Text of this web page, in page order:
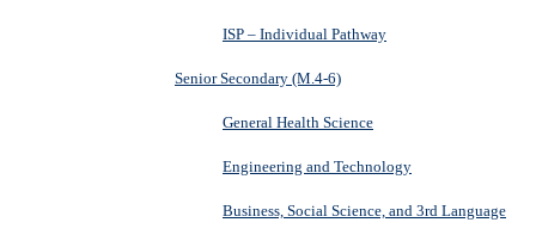
ISP – Individual Pathway
Senior Secondary (M.4-6)
General Health Science
Engineering and Technology
Business, Social Science, and 3rd Language